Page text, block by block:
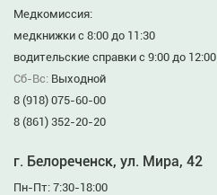
Медкомиссия:
медкнижки с 8:00 до 11:30
водительские справки с 9:00 до 12:00
Сб-Вс: Выходной
8 (918) 075-60-00
8 (861) 352-20-20
г. Белореченск, ул. Мира, 42
Пн-Пт: 7:30-18:00